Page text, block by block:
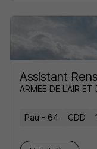
Assistant
ARMEE DE L'AIR ET
Pau - 64 CDD